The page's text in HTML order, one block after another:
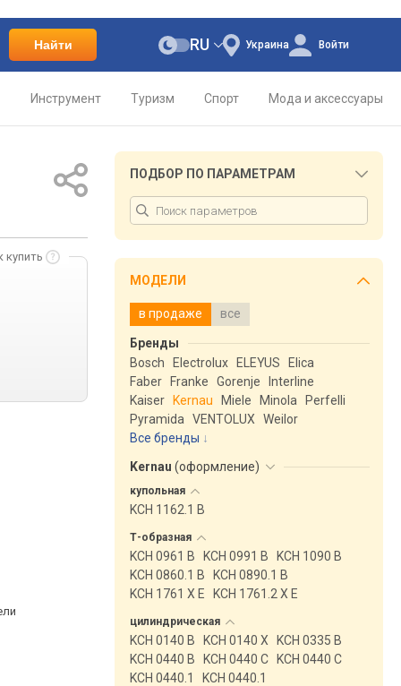
Найти Украина
RU Войти
Инструмент Туризм Спорт Мода и аксессуары
купить
ПОДБОР ПО ПАРАМЕТРАМ
МОДЕЛИ
в продаже все
Бренды
Bosch
Electrolux ELEYUS
Elica
Faber
Franke Gorenje
Interline
Kaiser
Kernau Miele Minola
Perfelli
Pyramida
VENTOLUX
Weilor
Все бренды
Kernau (оформление)
купольная
KCH 1162.1 B
Т-образная
KCH 0961 B KCH 0991 B
KCH 1090 B
KCH 0860.1 B
KCH 0890.1 B
KCH 1761 X E
KCH 1761.2 X E
цилиндрическая
KCH 0140 B KCH 0140 X
KCH 0335 B
KCH 0440 B
KCH 0440 C
KCH 0440 C
KCH 0440.1
KCH 0440.1